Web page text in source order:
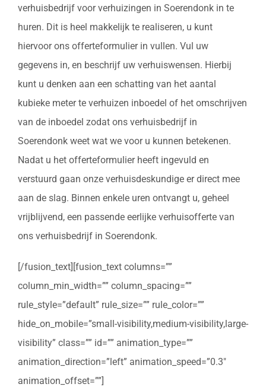
verhuisbedrijf voor verhuizingen in Soerendonk in te
huren. Dit is heel makkelijk te realiseren, u kunt
hiervoor ons offerteformulier in vullen. Vul uw
gegevens in, en beschrijf uw verhuiswensen. Hierbij
kunt u denken aan een schatting van het aantal
kubieke meter te verhuizen inboedel of het omschrijven
van de inboedel zodat ons verhuisbedrijf in
Soerendonk weet wat we voor u kunnen betekenen.
Nadat u het offerteformulier heeft ingevuld en
verstuurd gaan onze verhuisdeskundige er direct mee
aan de slag. Binnen enkele uren ontvangt u, geheel
vrijblijvend, een passende eerlijke verhuisofferte van
ons verhuisbedrijf in Soerendonk.
[/fusion_text][fusion_text columns=””
column_min_width=”” column_spacing=””
rule_style=”default” rule_size=”” rule_color=””
hide_on_mobile=”small-visibility,medium-visibility,large-
visibility” class=”” id=”” animation_type=””
animation_direction=”left” animation_speed=”0.3″
animation_offset=””]